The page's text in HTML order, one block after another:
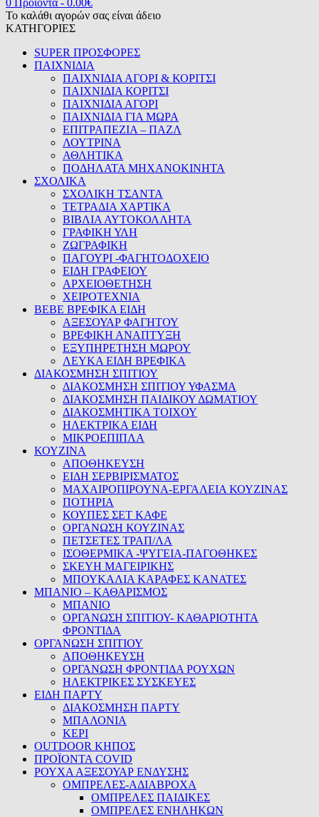
Το καλάθι αγορών σας είναι άδειο
ΚΑΤΗΓΟΡΙΕΣ
SUPER ΠΡΟΣΦΟΡΕΣ
ΠΑΙΧΝΙΔΙΑ
ΠΑΙΧΝΙΔΙΑ ΑΓΟΡΙ & ΚΟΡΙΤΣΙ
ΠΑΙΧΝΙΔΙΑ ΚΟΡΙΤΣΙ
ΠΑΙΧΝΙΔΙΑ ΑΓΟΡΙ
ΠΑΙΧΝΙΔΙΑ ΓΙΑ ΜΩΡΑ
ΕΠΙΤΡΑΠΕΖΙΑ – ΠΑΖΛ
ΛΟΥΤΡΙΝΑ
ΑΘΛΗΤΙΚΑ
ΠΟΔΗΛΑΤΑ ΜΗΧΑΝΟΚΙΝΗΤΑ
ΣΧΟΛΙΚΑ
ΣΧΟΛΙΚΗ ΤΣΑΝΤΑ
ΤΕΤΡΑΔΙΑ ΧΑΡΤΙΚΑ
ΒΙΒΛΙΑ ΑΥΤΟΚΟΛΛΗΤΑ
ΓΡΑΦΙΚΗ ΥΛΗ
ΖΩΓΡΑΦΙΚΗ
ΠΑΓΟΥΡΙ -ΦΑΓΗΤΟΔΟΧΕΙΟ
ΕΙΔΗ ΓΡΑΦΕΙΟΥ
ΑΡΧΕΙΟΘΕΤΗΣΗ
ΧΕΙΡΟΤΕΧΝΙΑ
BEBE ΒΡΕΦΙΚΑ ΕΙΔΗ
ΑΞΕΣΟΥΑΡ ΦΑΓΗΤΟΥ
ΒΡΕΦΙΚΗ ΑΝΑΠΤΥΞΗ
ΕΞΥΠΗΡΕΤΗΣΗ ΜΩΡΟΥ
ΛΕΥΚΑ ΕΙΔΗ ΒΡΕΦΙΚΑ
ΔΙΑΚΟΣΜΗΣΗ ΣΠΙΤΙΟΥ
ΔΙΑΚΟΣΜΗΣΗ ΣΠΙΤΙΟΥ ΥΦΑΣΜΑ
ΔΙΑΚΟΣΜΗΣΗ ΠΑΙΔΙΚΟΥ ΔΩΜΑΤΙΟΥ
ΔΙΑΚΟΣΜΗΤΙΚΑ ΤΟΙΧΟΥ
ΗΛΕΚΤΡΙΚΑ ΕΙΔΗ
ΜΙΚΡΟΕΠΙΠΛΑ
ΚΟΥΖΙΝΑ
ΑΠΟΘΗΚΕΥΣΗ
ΕΙΔΗ ΣΕΡΒΙΡΙΣΜΑΤΟΣ
ΜΑΧΑΙΡΟΠΙΡΟΥΝΑ-ΕΡΓΑΛΕΙΑ ΚΟΥΖΙΝΑΣ
ΠΟΤΗΡΙΑ
ΚΟΥΠΕΣ ΣΕΤ ΚΑΦΕ
ΟΡΓΑΝΩΣΗ ΚΟΥΖΙΝΑΣ
ΠΕΤΣΕΤΕΣ ΤΡΑΠ/ΛΑ
ΙΣΟΘΕΡΜΙΚΑ -ΨΥΓΕΙΑ-ΠΑΓΟΘΗΚΕΣ
ΣΚΕΥΗ ΜΑΓΕΙΡΙΚΗΣ
ΜΠΟΥΚΑΛΙΑ ΚΑΡΑΦΕΣ ΚΑΝΑΤΕΣ
ΜΠΑΝΙΟ – ΚΑΘΑΡΙΣΜΟΣ
ΜΠΑΝΙΟ
ΟΡΓΑΝΩΣΗ ΣΠΙΤΙΟΥ- ΚΑΘΑΡΙΟΤΗΤΑ
ΦΡΟΝΤΙΔΑ
ΟΡΓΑΝΩΣΗ ΣΠΙΤΙΟΥ
ΑΠΟΘΗΚΕΥΣΗ
ΟΡΓΑΝΩΣΗ ΦΡΟΝΤΙΔΑ ΡΟΥΧΩΝ
ΗΛΕΚΤΡΙΚΕΣ ΣΥΣΚΕΥΕΣ
ΕΙΔΗ ΠΑΡΤΥ
ΔΙΑΚΟΣΜΗΣΗ ΠΑΡΤΥ
ΜΠΑΛΟΝΙΑ
ΚΕΡΙ
OUTDOOR ΚΗΠΟΣ
ΠΡΟΪΟΝΤΑ COVID
ΡΟΥΧΑ ΑΞΕΣΟΥΑΡ ΕΝΔΥΣΗΣ
ΟΜΠΡΕΛΕΣ-ΑΔΙΑΒΡΟΧΑ
ΟΜΠΡΕΛΕΣ ΠΑΙΔΙΚΕΣ
ΟΜΠΡΕΛΕΣ ΕΝΗΛΗΚΩΝ